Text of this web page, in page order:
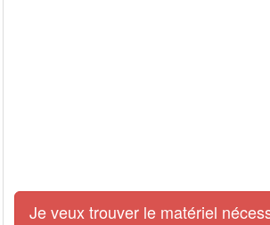
Je veux trouver le matériel